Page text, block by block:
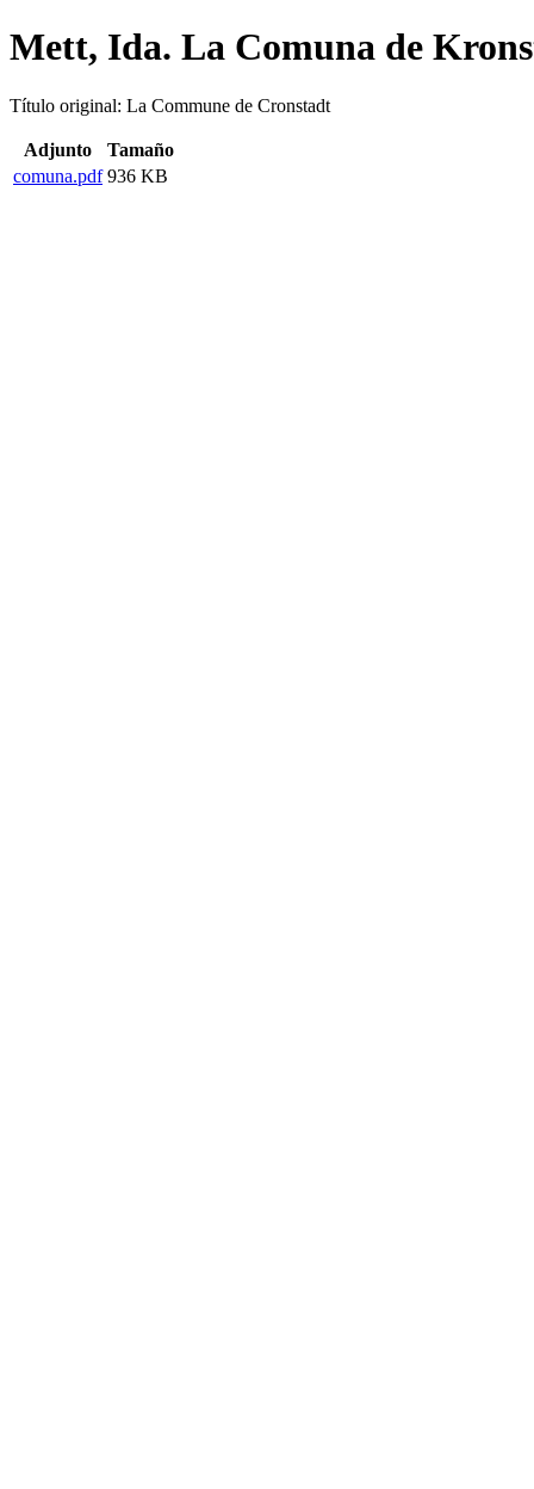
Mett, Ida. La Comuna de
Título original: La Commune de Cronstadt
Adjunto
Tamaño
comuna.pdf 936 KB